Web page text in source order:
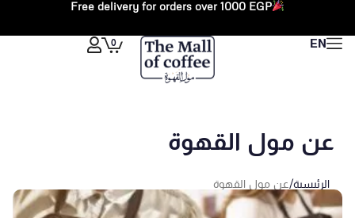
المحتوى
Free delivery for orders over 1000 EGP
EN
0
Cart
عن مول القهوة
الرئيسية/عن مول القهوة